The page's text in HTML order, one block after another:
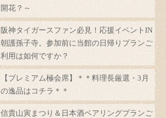
開花？～
阪神タイガースファン必見！応援イベントIN
朝護孫子寺。参加前に当館の日帰りプランご
利用は如何ですか？
【プレミアム極会席】＊＊料理長厳選・3月
の逸品はコチラ＊＊
信貴山寅まつり＆日本酒ペアリングプランご